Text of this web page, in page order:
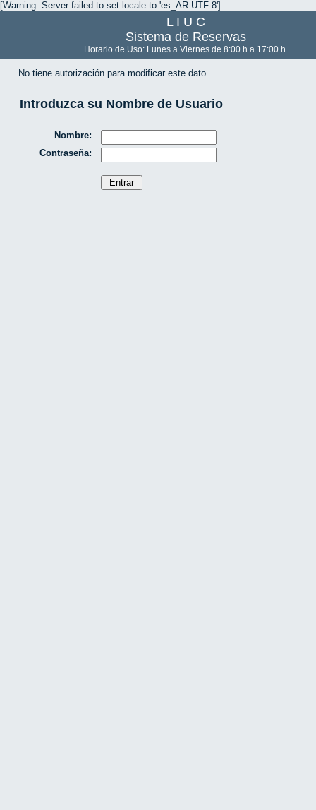
[Warning: Server failed to set locale to 'es_AR.UTF-8']
L I U C
Sistema de Reservas
Horario de Uso: Lunes a Viernes de 8:00 h a 17:00 h.
No tiene autorización para modificar este dato.
Introduzca su Nombre de Usuario
Nombre:
Contraseña: